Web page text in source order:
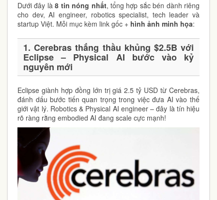
Dưới đây là8 tin nóng nhất, tổng hợp sắc bén dành riêng
cho dev, AI engineer, robotics specialist, tech leader và
startup Việt. Mỗi mục kèm link gốc + hình ảnh minh họa:
1. Cerebras thắng thầu khủng $2.5B với
Eclipse – Physical AI bước vào kỷ
nguyên mới
Eclipse giành hợp đồng lớn trị giá 2.5 tỷ USD từ Cerebras,
đánh dấu bước tiến quan trọng trong việc đưa AI vào thế
giới vật lý. Robotics & Physical AI engineer – đây là tín hiệu
rõ ràng rằng embodied AI đang scale cực mạnh!